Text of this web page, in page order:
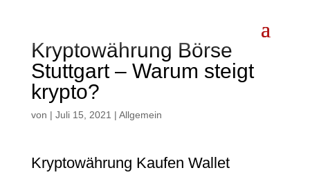
Kryptowährung Börse
Stuttgart – Warum steigt
krypto?
von | Juli 15, 2021 | Allgemein
Kryptowährung Kaufen Wallet